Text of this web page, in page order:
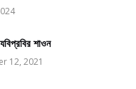
শাওন
12, 2021